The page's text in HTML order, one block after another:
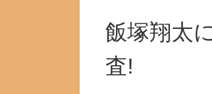
飯塚翔太
査!